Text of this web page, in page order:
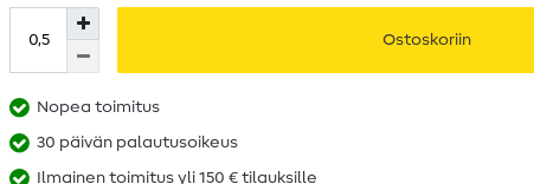
Ostoskoriin
Nopea toimitus
30 päivän palautusoikeus
Ilmainen toimitus yli 150 € tilauksille